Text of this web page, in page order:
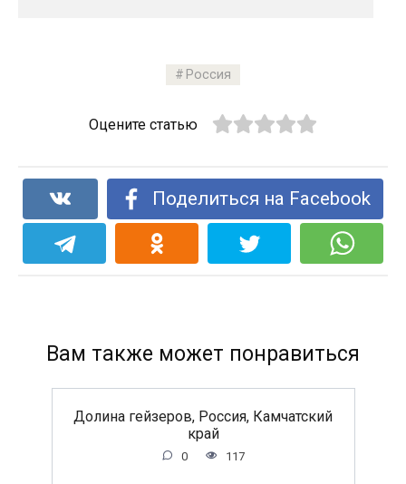
Россия
Оцените статью
Поделиться на Facebook
Вам также может понравиться
Долина гейзеров, Россия, Камчатский
край
0 117